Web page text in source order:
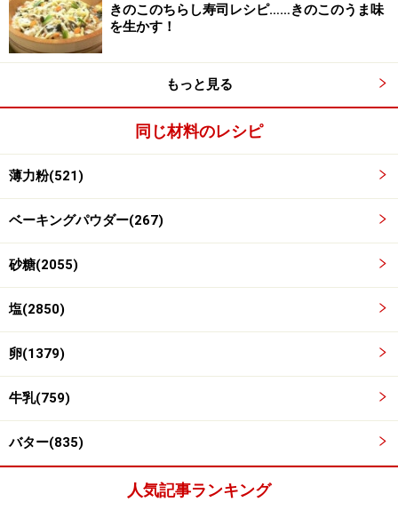
2
果物、野菜、その他のフィリングを切る
中に入れる具は大きさをそろえて切る。ミニトマトはヘ
タを取り、破裂防止に皮を竹串で突いておく。餅は火が
通り難いので小さめに切る。
チョコレートはおいしいのですが、揚げているうちに溶
きのこのちらし寿司レシピ……きのこのうま味
を生かす！
もっと見る
同じ材料のレシピ
薄力粉(521)
ベーキングパウダー(267)
砂糖(2055)
塩(2850)
卵(1379)
牛乳(759)
バター(835)
人気記事ランキング